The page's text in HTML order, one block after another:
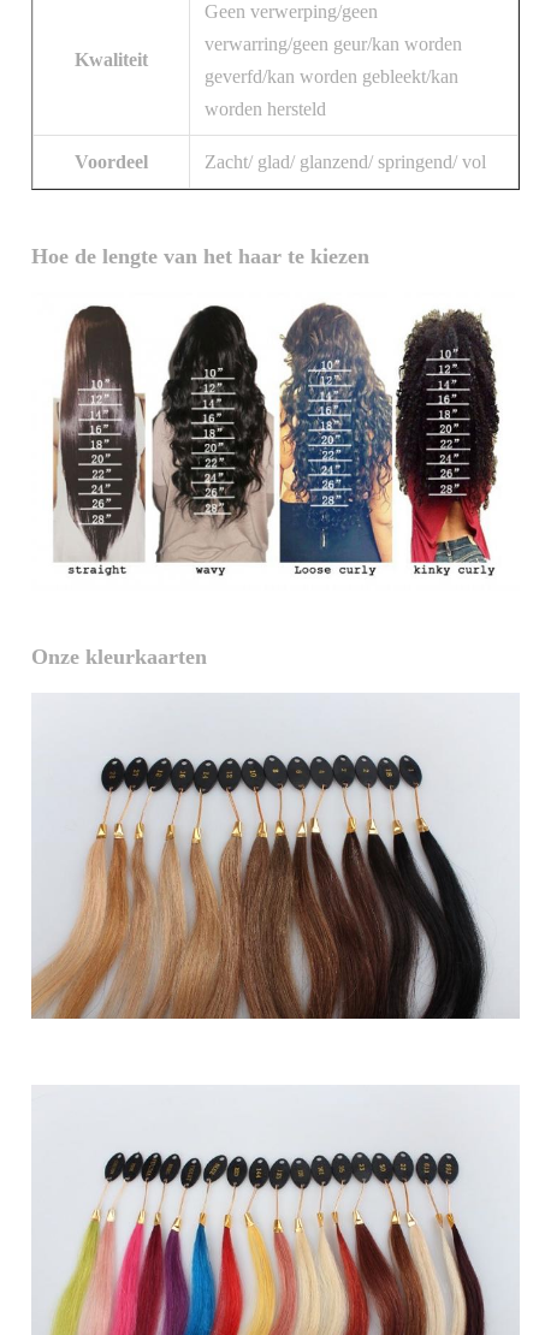
Kwaliteit
Geen verwerping/geen
verwarring/geen geur/kan worden
geverfd/kan worden gebleekt/kan
worden hersteld
Voordeel Zacht/ glad/ glanzend/ springend/ vol
Hoe de lengte van het haar te kiezen
Onze kleurkaarten